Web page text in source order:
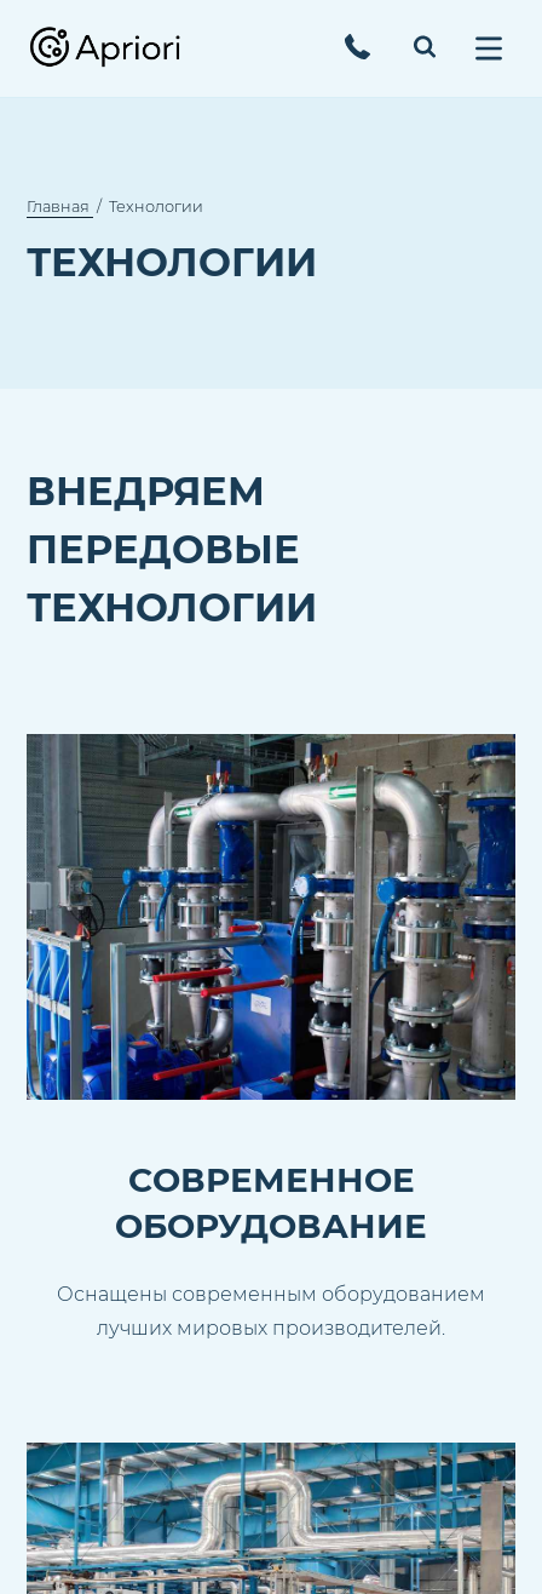
Главная Технологии
ТЕХНОЛОГИИ
ВНЕДРЯЕМ
ПЕРЕДОВЫЕ
ТЕХНОЛОГИИ
СОВРЕМЕННОЕ
ОБОРУДОВАНИЕ
Оснащены современным оборудованием
лучших мировых производителей.